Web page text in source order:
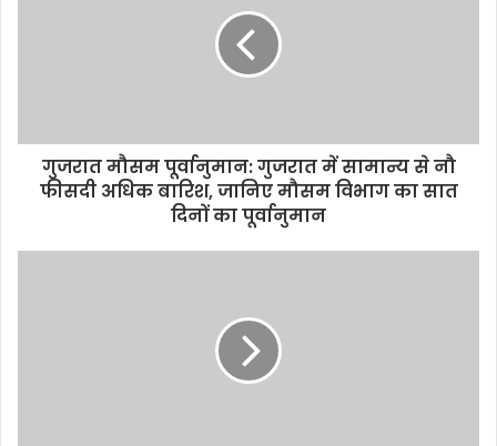
e
गुजरात मौसम पूर्वानुमान: गुजरात में सामान्य से नौ
फीसदी अधिक बारिश, जानिए मौसम विभाग का सात
दिनों का पूर्वानुमान